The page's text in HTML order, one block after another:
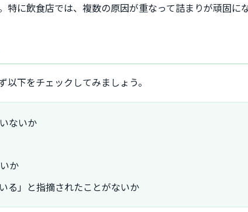
に飲食店では、複数の原因が重なって詰まりが頑固に
以下をチェックしてみましょう。
ないか
か
る」と指摘されたことがないか